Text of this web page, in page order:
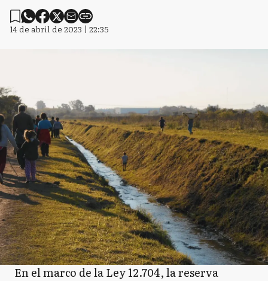
14 de abril de 2023 | 22:35
En el marco de la Ley 12.704, la reserva